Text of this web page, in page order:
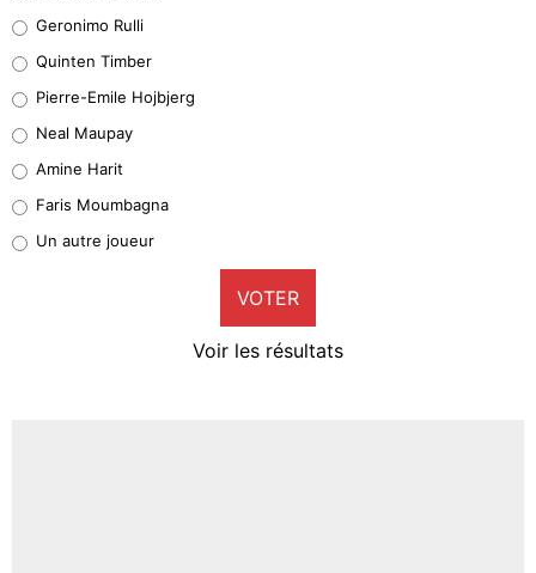
32%
4%
1%
9%
Geronimo Rulli
Quinten Timber
Pierre-Emile Hojbjerg
Neal Maupay
Amine Harit
Faris Moumbagna
Un autre joueur
VOTER
Voir les résultats